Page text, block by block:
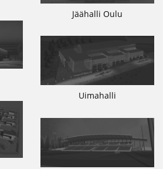
Jäähalli Oulu
Uimahalli